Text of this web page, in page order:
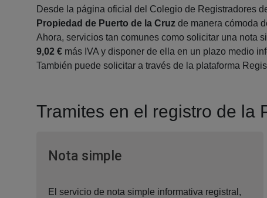
Desde la página oficial del Colegio de Registradores
Propiedad de Puerto de la Cruz de manera cómoda
Ahora, servicios tan comunes como solicitar una nota
9,02 € más IVA y disponer de ella en un plazo medio
También puede solicitar a través de la plataforma
Tramites en el registro de la
Nota simpleVentana nueva
El servicio de nota simple informativa registral,